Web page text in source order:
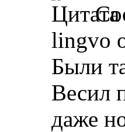
lingvo
Были
Весил
даже